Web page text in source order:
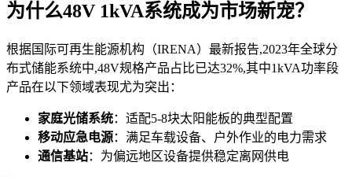
为什么48V 1kVA系统成为市场新宠？
根据国际可再生能源机构（IRENA）最新报告,2023年全球分
布式储能系统中,48V规格产品占比已达32%,其中1kVA功率段
产品在以下领域表现尤为突出：
家庭光储系统：适配5-8块太阳能板的典型配置
移动应急电源：满足车载设备、户外作业的电力需求
通信基站：为偏远地区设备提供稳定离网供电